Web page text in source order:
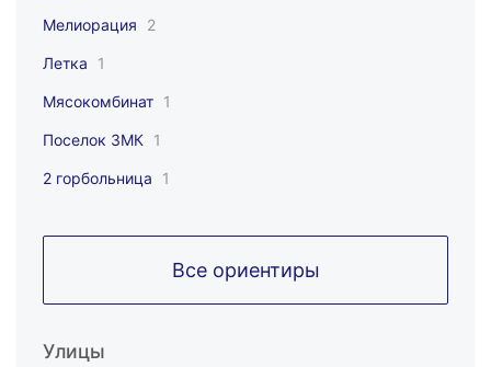
Мелиорация 2
Летка 1
Мясокомбинат 1
Поселок ЗМК 1
2 горбольница 1
Все ориентиры
Улицы